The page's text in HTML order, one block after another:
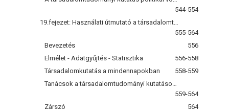
544-554
555-564
Bevezetés
556
Elmélet - Adatgyűjtés - Statisztika
556-558
Társadalomkutatás a mindennapokban
558-559
559-564
Zárszó
564